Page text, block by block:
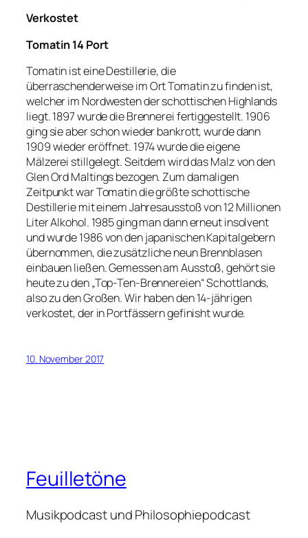
Verkostet
Tomatin 14 Port
Tomatin ist eine Destillerie, die
überraschenderweise im Ort Tomatin zu finden ist,
welcher im Nordwesten der schottischen Highlands
liegt. 1897 wurde die Brennerei fertiggestellt. 1906
ging sie aber schon wieder bankrott, wurde dann
1909 wieder eröffnet. 1974 wurde die eigene
Mälzerei stillgelegt. Seitdem wird das Malz von den
Glen Ord Maltings bezogen. Zum damaligen
Zeitpunkt war Tomatin die größte schottische
Destillerie mit einem Jahresausstoß von 12 Millionen
Liter Alkohol. 1985 ging man dann erneut insolvent
und wurde 1986 von den japanischen Kapitalgebern
übernommen, die zusätzliche neun Brennblasen
einbauen ließen. Gemessen am Ausstoß, gehört sie
heute zu den „Top-Ten-Brennereien“ Schottlands,
also zu den Großen. Wir haben den 14-jährigen
verkostet, der in Portfässern gefinisht wurde.
10. November 2017
Feuilletöne
Musikpodcast und Philosophiepodcast